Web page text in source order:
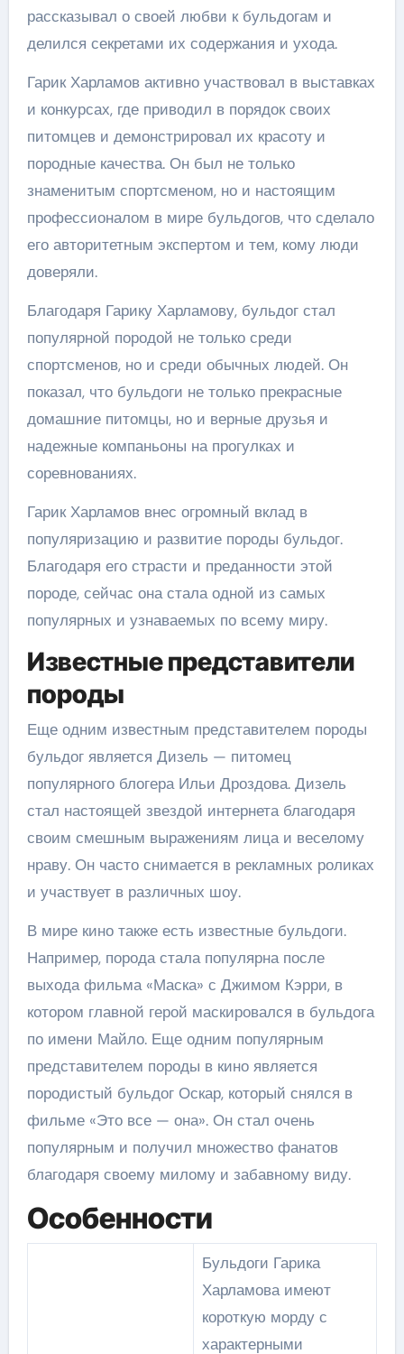
рассказывал о своей любви к бульдогам и
делился секретами их содержания и ухода.
Гарик Харламов активно участвовал в выставках
и конкурсах, где приводил в порядок своих
питомцев и демонстрировал их красоту и
породные качества. Он был не только
знаменитым спортсменом, но и настоящим
профессионалом в мире бульдогов, что сделало
его авторитетным экспертом и тем, кому люди
доверяли.
Благодаря Гарику Харламову, бульдог стал
популярной породой не только среди
спортсменов, но и среди обычных людей. Он
показал, что бульдоги не только прекрасные
домашние питомцы, но и верные друзья и
надежные компаньоны на прогулках и
соревнованиях.
Гарик Харламов внес огромный вклад в
популяризацию и развитие породы бульдог.
Благодаря его страсти и преданности этой
породе, сейчас она стала одной из самых
популярных и узнаваемых по всему миру.
Известные представители
породы
Еще одним известным представителем породы
бульдог является Дизель — питомец
популярного блогера Ильи Дроздова. Дизель
стал настоящей звездой интернета благодаря
своим смешным выражениям лица и веселому
нраву. Он часто снимается в рекламных роликах
и участвует в различных шоу.
В мире кино также есть известные бульдоги.
Например, порода стала популярна после
выхода фильма «Маска» с Джимом Кэрри, в
котором главной герой маскировался в бульдога
по имени Майло. Еще одним популярным
представителем породы в кино является
породистый бульдог Оскар, который снялся в
фильме «Это все — она». Он стал очень
популярным и получил множество фанатов
благодаря своему милому и забавному виду.
Особенности
Бульдоги Гарика
Харламова имеют
короткую морду с
характерными